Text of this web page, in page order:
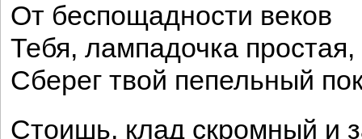
От беспощадности веков
Тебя, лампадочка простая,
Сберег твой пепельный
Стоишь, клад скромный и